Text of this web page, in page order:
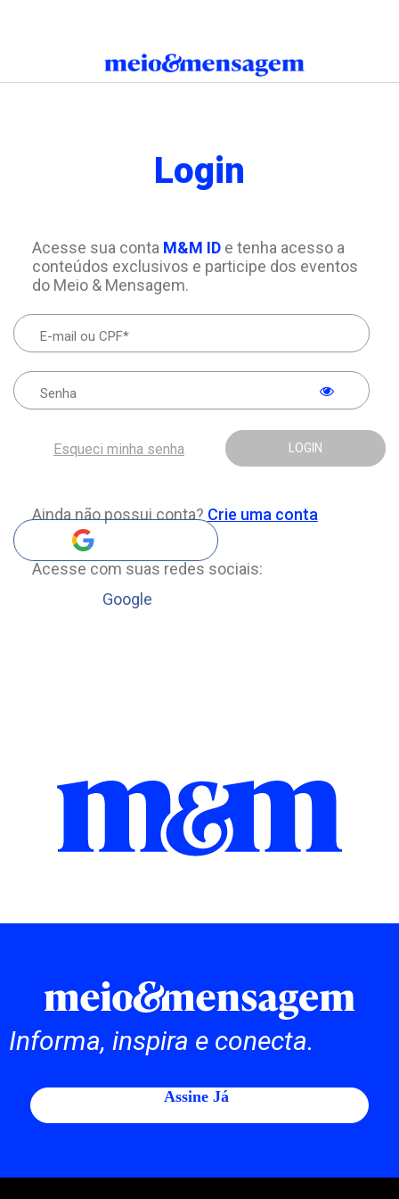
Login
Acesse sua conta M&M IDe tenha acesso a
conteúdos exclusivos e participe dos eventos
do Meio & Mensagem.
LOGIN
Esqueci minha senha
Ainda não possui conta? Crie uma conta
Acesse com suas redes sociais:
Google
Informa, inspira e conecta.
Assine Já